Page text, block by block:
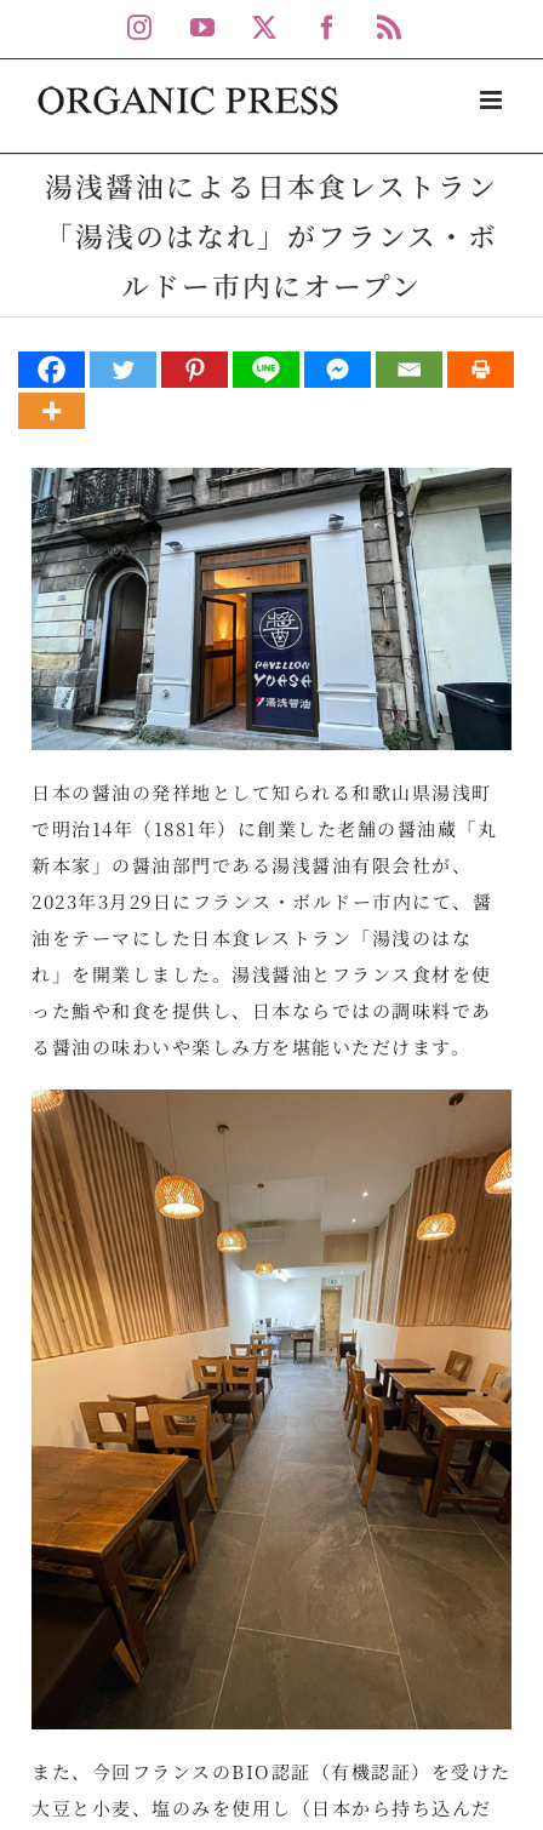
to
content
Instagram
YouTube Facebook
湯浅醤油による日本食レストラン
「湯浅のはなれ」がフランス・ボ
ルドー市内にオープン
日本の醤油の発祥地として知られる和歌山県湯浅町
で明治14年（1881年）に創業した老舗の醤油蔵「丸
新本家」の醤油部門である湯浅醤油有限会社が、
2023年3月29日にフランス・ボルドー市内にて、醤
油をテーマにした日本食レストラン「湯浅のはな
れ」を開業しました。湯浅醤油とフランス食材を使
った鮨や和食を提供し、日本ならではの調味料であ
る醤油の味わいや楽しみ方を堪能いただけます。
また、今回フランスのBIO認証（有機認証）を受けた
大豆と小麦、塩のみを使用し（日本から持ち込んだ